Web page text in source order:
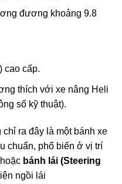
đương khoảng 9.8
cao cấp.
thích với xe nâng Heli
số kỹ thuật).
ra đây là một bánh xe
chuẩn, phổ biến ở vị trí
hoặc bánh lái (Steering
ngồi lái